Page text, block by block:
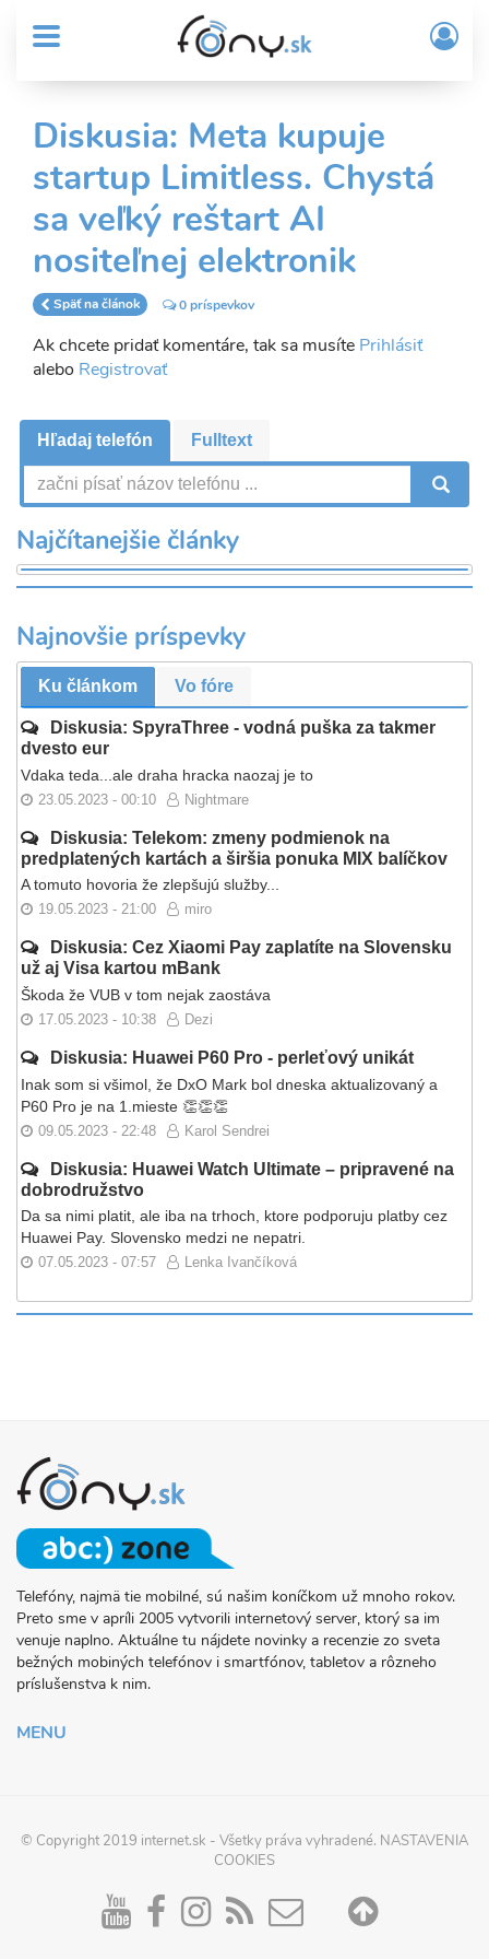
obsah
MENU
Sub
Header
menu
User
account
menu
/
Diskusia: Meta kupuje
startup Limitless. Chystá
sa veľký reštart AI
nositeľnej elektronik
Späť na článok 0 príspevkov
Ak chcete pridať komentáre, tak sa musíte Prihlásiť
alebo Registrovať
Hľadaj telefón Fulltext
Najčítanejšie články
Najnovšie príspevky
Ku článkom Vo fóre
Diskusia: SpyraThree - vodná puška za takmer
dvesto eur
Vdaka teda...ale draha hracka naozaj je to
23.05.2023 - 00:10 Nightmare
Diskusia: Telekom: zmeny podmienok na
predplatených kartách a širšia ponuka MIX balíčkov
A tomuto hovoria že zlepšujú služby...
19.05.2023 - 21:00 miro
Diskusia: Cez Xiaomi Pay zaplatíte na Slovensku
už aj Visa kartou mBank
Škoda že VUB v tom nejak zaostáva
17.05.2023 - 10:38 Dezi
Diskusia: Huawei P60 Pro - perleťový unikát
Inak som si všimol, že DxO Mark bol dneska aktualizovaný a
P60 Pro je na 1.mieste 👏👏👏
09.05.2023 - 22:48 Karol Sendrei
Diskusia: Huawei Watch Ultimate – pripravené na
dobrodružstvo
Da sa nimi platit, ale iba na trhoch, ktore podporuju platby cez
Huawei Pay. Slovensko medzi ne nepatri.
07.05.2023 - 07:57 Lenka Ivančíková
O
PROJEKTE
FONY.SK
Telefóny, najmä tie mobilné, sú našim koníčkom už mnoho rokov.
Preto sme v apríli 2005 vytvorili internetový server, ktorý sa im
venuje naplno. Aktuálne tu nájdete novinky a recenzie zo sveta
bežných mobiných telefónov i smartfónov, tabletov a rôzneho
príslušenstva k nim.
MENU
© Copyright 2019 internet.sk - Všetky práva vyhradené. NASTAVENIA
COOKIES